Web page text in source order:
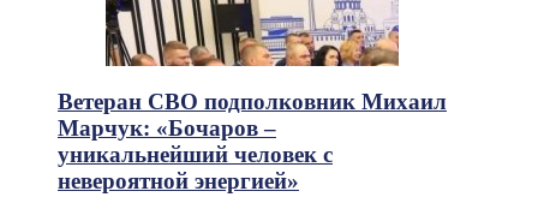
Ветеран СВО подполковник Михаил
Марчук: «Бочаров –
уникальнейший человек с
невероятной энергией»